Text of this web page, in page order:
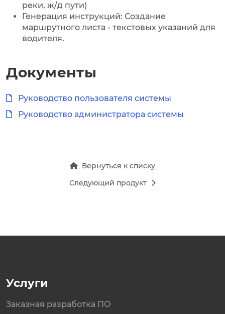
реки, ж/д пути)
Генерация инструкций: Создание
маршрутного листа - текстовых указаний для
водителя.
Документы
Руководство пользователя системы
Руководство администратора системы
Вернуться к списку
Следующий продукт
Услуги
Заказная разработка ПО